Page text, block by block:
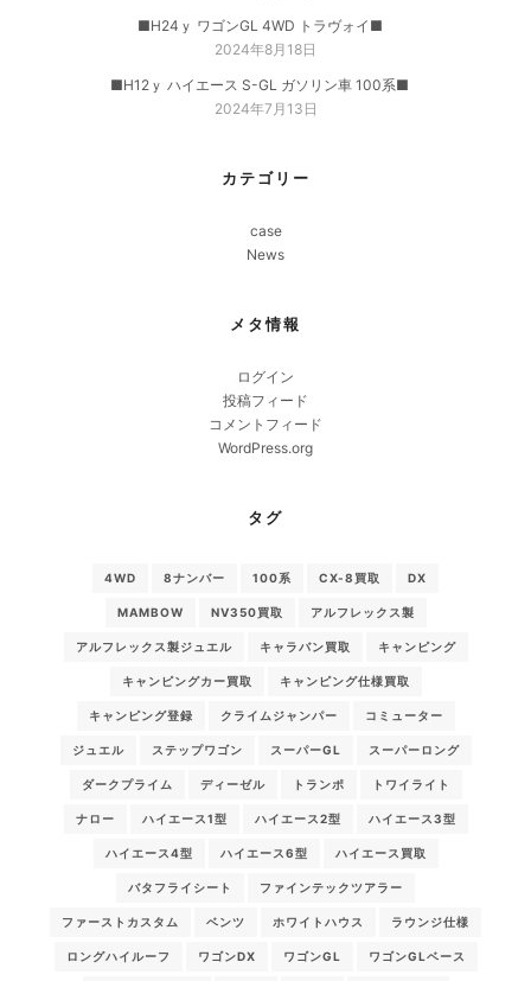
■H24ｙ ワゴンGL 4WD トラヴォイ■
2024年8月18日
■H12ｙ ハイエース S-GL ガソリン車 100系■
2024年7月13日
カテゴリー
case
News
メタ情報
ログイン
投稿フィード
コメントフィード
WordPress.org
タグ
4WD 8ナンバー 100系 CX-8買取 DX
MAMBOW NV350買取 アルフレックス製
アルフレックス製ジュエル キャラバン買取 キャンピング
キャンピングカー買取 キャンピング仕様買取
キャンピング登録 クライムジャンパー コミューター
ジュエル ステップワゴン スーパーGL スーパーロング
ダークプライム ディーゼル トランポ トワイライト
ナロー ハイエース1型 ハイエース2型 ハイエース3型
ハイエース4型 ハイエース6型 ハイエース買取
バタフライシート ファインテックツアラー
ファーストカスタム ベンツ ホワイトハウス ラウンジ仕様
ロングハイルーフ ワゴンDX ワゴンGL ワゴンGLベース